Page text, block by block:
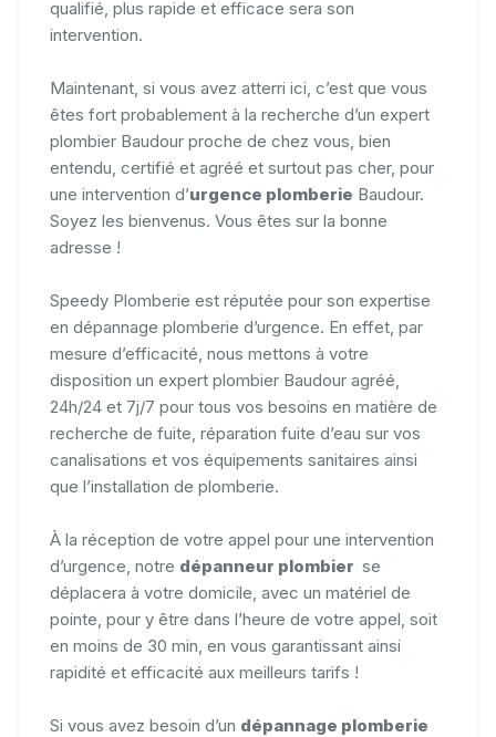
qualifié, plus rapide et efficace sera son
intervention.
Maintenant, si vous avez atterri ici, c’est que vous
êtes fort probablement à la recherche d’un expert
plombier Baudour proche de chez vous, bien
entendu, certifié et agréé et surtout pas cher, pour
une intervention d’urgence plomberie Baudour.
Soyez les bienvenus. Vous êtes sur la bonne
adresse !
Speedy Plomberie est réputée pour son expertise
en dépannage plomberie d’urgence. En effet, par
mesure d’efficacité, nous mettons à votre
disposition un expert plombier Baudour agréé,
24h/24 et 7j/7 pour tous vos besoins en matière de
recherche de fuite, réparation fuite d’eau sur vos
canalisations et vos équipements sanitaires ainsi
que l’installation de plomberie.
À la réception de votre appel pour une intervention
d’urgence, notre dépanneur plombier se
déplacera à votre domicile, avec un matériel de
pointe, pour y être dans l’heure de votre appel, soit
en moins de 30 min, en vous garantissant ainsi
rapidité et efficacité aux meilleurs tarifs !
Si vous avez besoin d’un dépannage plomberie